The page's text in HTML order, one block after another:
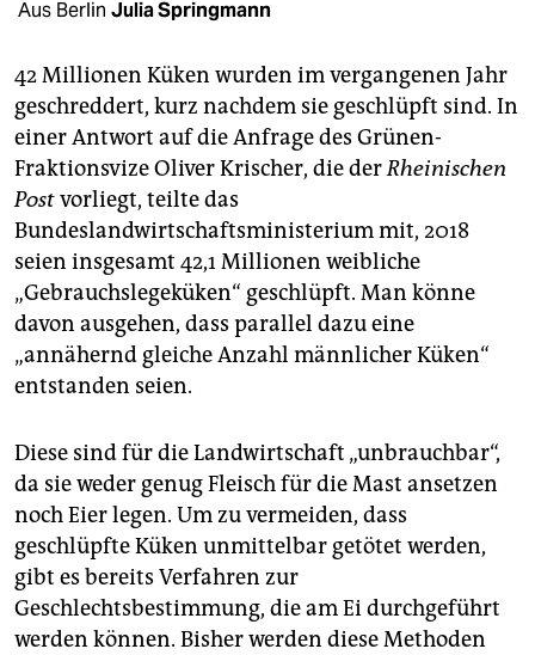
unterstützen
abo
genossenschaft
epaper login
Aus Berlin Julia Springmann
42 Millionen Küken wurden im vergangenen Jahr
geschreddert, kurz nachdem sie geschlüpft sind. In
einer Antwort auf die Anfrage des Grünen-
Fraktionsvize Oliver Krischer, die derRheinischen
Postvorliegt, teilte das
Bundeslandwirtschaftsministerium mit, 2018
seien insgesamt 42,1 Millionen weibliche
„Gebrauchslegeküken“ geschlüpft. Man könne
davon ausgehen, dass parallel dazu eine
„annähernd gleiche Anzahl männlicher Küken“
entstanden seien.
Diese sind für die Landwirtschaft „unbrauchbar“,
da sie weder genug Fleisch für die Mast ansetzen
noch Eier legen. Um zu vermeiden, dass
geschlüpfte Küken unmittelbar getötet werden,
gibt es bereits Verfahren zur
Geschlechtsbestimmung, die am Ei durchgeführt
werden können. Bisher werden diese Methoden